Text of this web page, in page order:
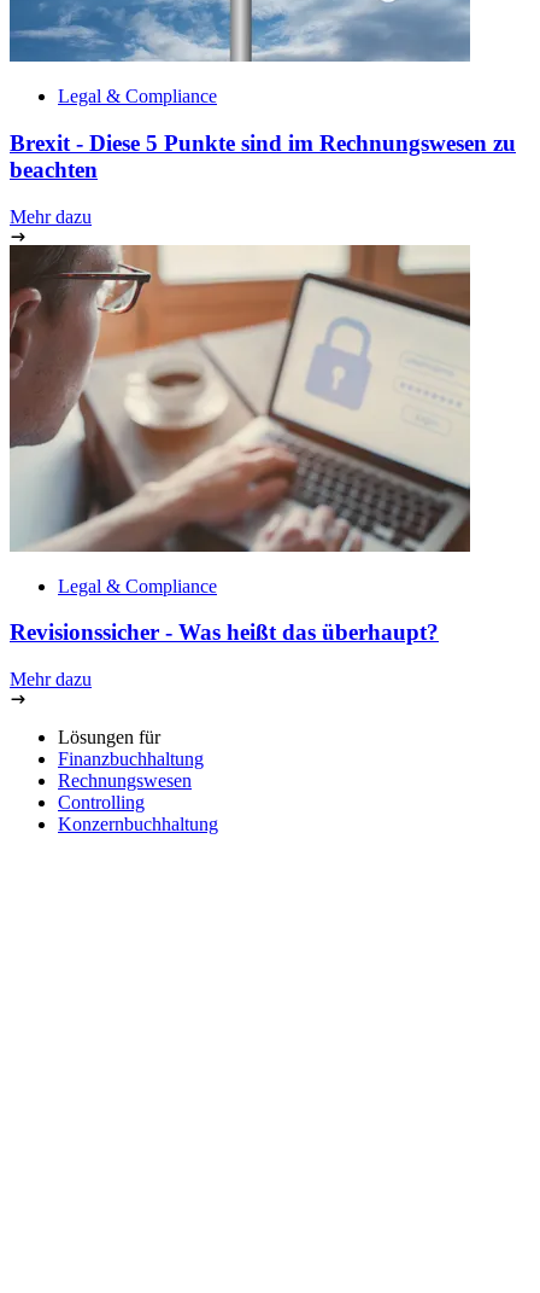
Legal & Compliance
Brexit - Diese 5 Punkte sind im Rechnungswesen zu
beachten
Mehr dazu
Legal & Compliance
Revisionssicher - Was heißt das überhaupt?
Mehr dazu
Lösungen für
Finanzbuchhaltung
Rechnungswesen
Controlling
Konzernbuchhaltung